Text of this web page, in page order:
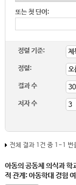
또는 첫 단어:
정렬 기준:
정렬:
결과 수
저자 수
전체 결과 1건 중 1-1 번
아동의 공동체 의식과 학
적 관계: 아동학대 경험